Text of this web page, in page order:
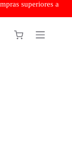
superiores a